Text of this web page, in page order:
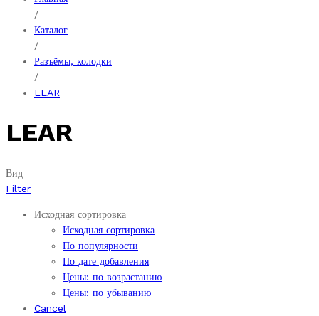
/
Каталог
/
Разъёмы, колодки
/
LEAR
LEAR
Вид
Filter
Исходная сортировка
Исходная сортировка
По популярности
По дате добавления
Цены: по возрастанию
Цены: по убыванию
Cancel